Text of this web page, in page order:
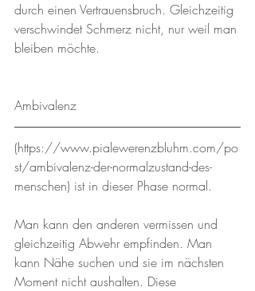
durch einen Vertrauensbruch. Gleichzeitig
verschwindet Schmerz nicht, nur weil man
bleiben möchte.
Ambivalenz
(https://www.pialewerenzbluhm.com/po
st/ambivalenz-der-normalzustand-des-
menschen) ist in dieser Phase normal.
Man kann den anderen vermissen und
gleichzeitig Abwehr empfinden. Man
kann Nähe suchen und sie im nächsten
Moment nicht aushalten. Diese